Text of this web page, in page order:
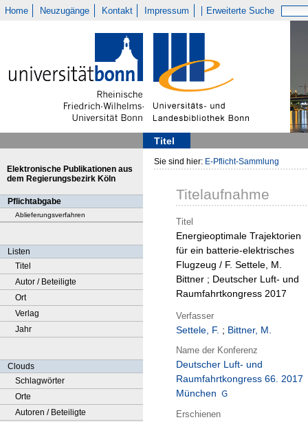
Home Neuzugänge Kontakt Impressum Erweiterte Suche
Titel
Elektronische Publikationen aus
dem Regierungsbezirk Köln
Pflichtabgabe
Ablieferungsverfahren
Listen
Titel
Autor / Beteiligte
Ort
Verlag
Jahr
Clouds
Schlagwörter
Orte
Autoren / Beteiligte
Sie sind hier: E-Pflicht-Sammlung
Titelaufnahme
Titel
Energieoptimale Trajektorien
für ein batterie-elektrisches
Flugzeug / F. Settele, M.
Bittner ; Deutscher Luft- und
Raumfahrtkongress 2017
Verfasser
Settele, F. ; Bittner, M.
Name der Konferenz
Deutscher Luft- und
Raumfahrtkongress 66. 2017
München
Erschienen